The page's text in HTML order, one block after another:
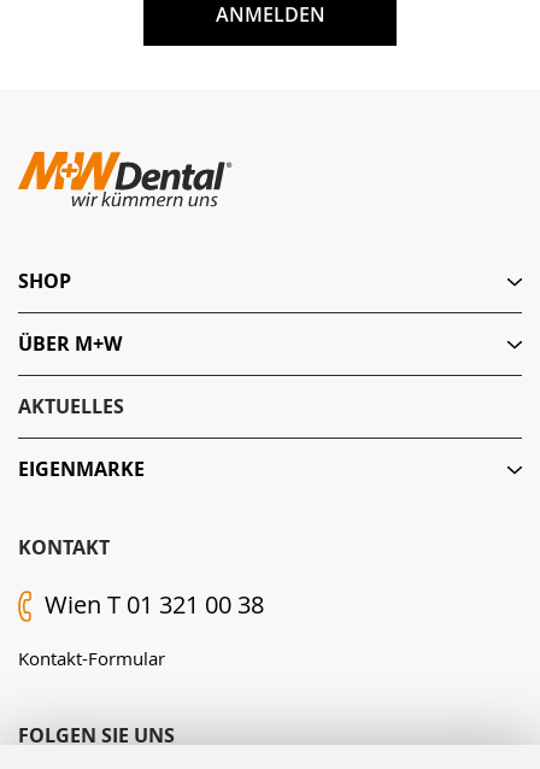
ANMELDEN
KONTAKT
Wien T 01 321 00 38
Kontakt-Formular
FOLGEN SIE UNS
SHOP
ÜBER M+W
AKTUELLES
EIGENMARKE